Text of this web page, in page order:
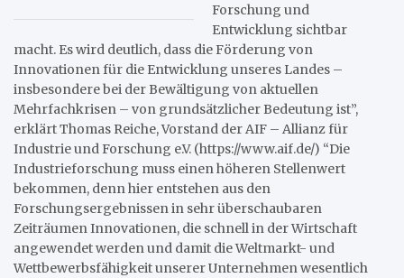
Forschung und
Entwicklung sichtbar
macht. Es wird deutlich, dass die Förderung von
Innovationen für die Entwicklung unseres Landes –
insbesondere bei der Bewältigung von aktuellen
Mehrfachkrisen – von grundsätzlicher Bedeutung ist”,
erklärt Thomas Reiche, Vorstand der AIF – Allianz für
Industrie und Forschung e.V. (https://www.aif.de/) “Die
Industrieforschung muss einen höheren Stellenwert
bekommen, denn hier entstehen aus den
Forschungsergebnissen in sehr überschaubaren
Zeiträumen Innovationen, die schnell in der Wirtschaft
angewendet werden und damit die Weltmarkt- und
Wettbewerbsfähigkeit unserer Unternehmen wesentlich